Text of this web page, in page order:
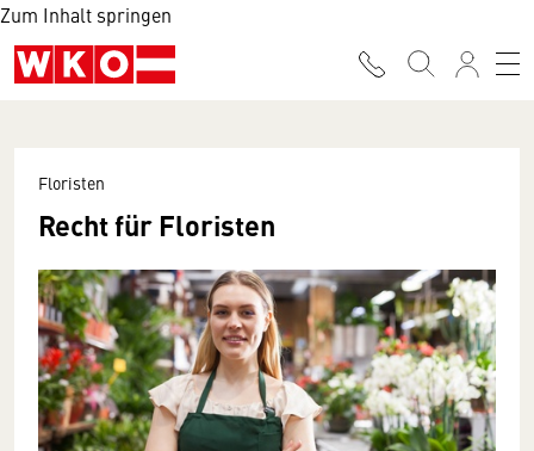
Zum Inhalt springen
Floristen
Recht für Floristen